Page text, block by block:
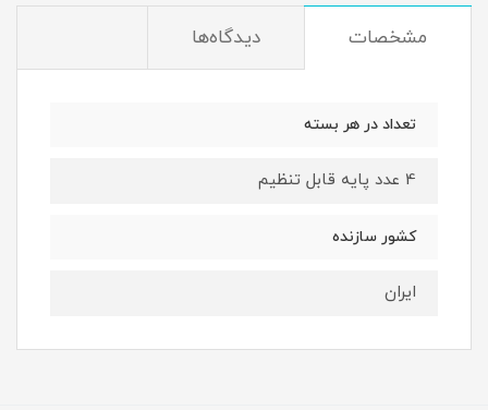
مشخصات دیدگاه‌ها
تعداد در هر بسته
4 عدد پایه قابل تنظیم
کشور سازنده
ایران